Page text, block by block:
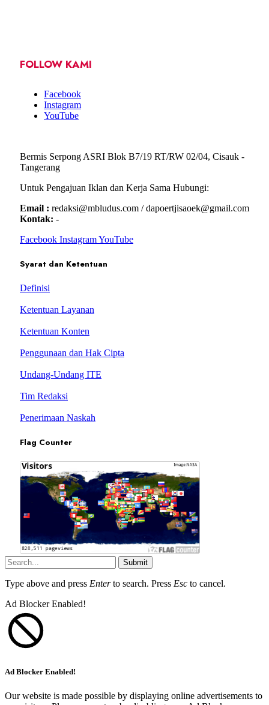
FOLLOW KAMI
Facebook
Instagram
YouTube
Bermis Serpong ASRI Blok B7/19 RT/RW 02/04, Cisauk -
Tangerang
Untuk Pengajuan Iklan dan Kerja Sama Hubungi:
Email : redaksi@mbludus.com / dapoertjisaoek@gmail.com
Kontak: -
Facebook InstagramYouTube
Syarat dan Ketentuan
Definisi
Ketentuan Layanan
Ketentuan Konten
Penggunaan dan Hak Cipta
Undang-Undang ITE
Tim Redaksi
Penerimaan Naskah
Flag Counter
Submit
Type above and press Enterto search. Press Esc to cancel.
Ad Blocker Enabled!
Ad Blocker Enabled!
Our website is made possible by displaying online advertisements to